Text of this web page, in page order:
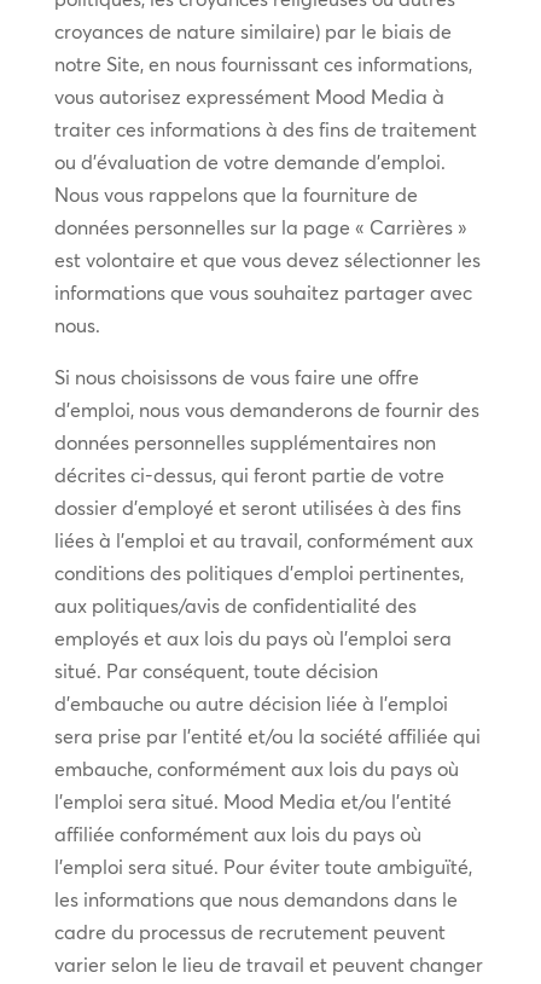
croyances de nature similaire) par le biais de
notre Site, en nous fournissant ces informations,
vous autorisez expressément Mood Media à
traiter ces informations à des fins de traitement
ou d’évaluation de votre demande d’emploi.
Nous vous rappelons que la fourniture de
données personnelles sur la page « Carrières »
est volontaire et que vous devez sélectionner les
informations que vous souhaitez partager avec
nous.
Si nous choisissons de vous faire une offre
d’emploi, nous vous demanderons de fournir des
données personnelles supplémentaires non
décrites ci-dessus, qui feront partie de votre
dossier d’employé et seront utilisées à des fins
liées à l’emploi et au travail, conformément aux
conditions des politiques d’emploi pertinentes,
aux politiques/avis de confidentialité des
employés et aux lois du pays où l’emploi sera
situé. Par conséquent, toute décision
d’embauche ou autre décision liée à l’emploi
sera prise par l’entité et/ou la société affiliée qui
embauche, conformément aux lois du pays où
l’emploi sera situé. Mood Media et/ou l’entité
affiliée conformément aux lois du pays où
l’emploi sera situé. Pour éviter toute ambiguïté,
les informations que nous demandons dans le
cadre du processus de recrutement peuvent
varier selon le lieu de travail et peuvent changer